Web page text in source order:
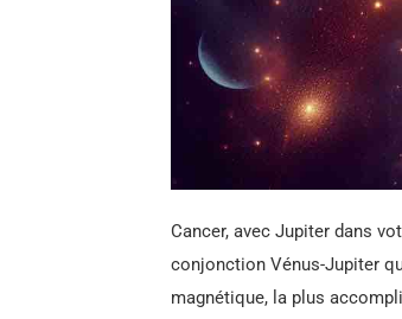
Cancer, avec Jupiter dans
conjonction Vénus-Jupiter
magnétique, la plus